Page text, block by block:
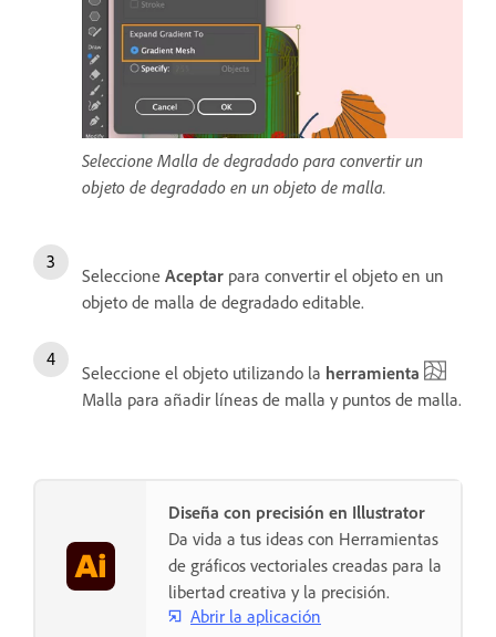
Seleccione Malla de degradado para convertir un
objeto de degradado en un objeto de malla.
Seleccione Aceptar para convertir el objeto en un
objeto de malla de degradado editable.
Seleccione el objeto utilizando la herramienta
Malla para añadir líneas de malla y puntos de malla.
Diseña con precisión en Illustrator
Da vida a tus ideas con Herramientas
de gráficos vectoriales creadas para la
libertad creativa y la precisión.
Abrir la aplicación